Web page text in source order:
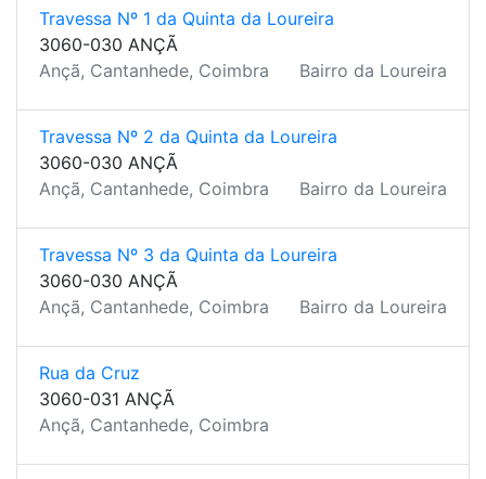
Travessa Nº 1 da Quinta da Loureira
3060-030 ANÇÃ
Ançã, Cantanhede, Coimbra
Bairro da Loureira
Travessa Nº 2 da Quinta da Loureira
3060-030 ANÇÃ
Ançã, Cantanhede, Coimbra
Bairro da Loureira
Travessa Nº 3 da Quinta da Loureira
3060-030 ANÇÃ
Ançã, Cantanhede, Coimbra
Bairro da Loureira
Rua da Cruz
3060-031 ANÇÃ
Ançã, Cantanhede, Coimbra